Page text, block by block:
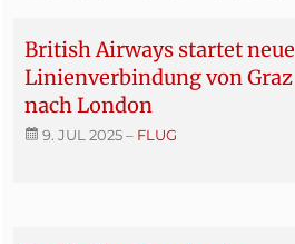
British Airways startet neue
Linienverbindung von Graz
nach London
9. JUL 2025– FLUG